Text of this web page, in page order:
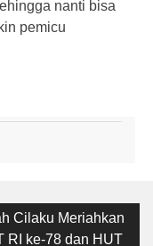
nanti bisa
pemicu
Cilaku Meriahkan
RI ke-78 dan HUT